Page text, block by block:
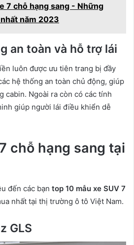
7 chỗ hạng sang - Những
năm 2023
an toàn và hỗ trợ lái
luôn được ưu tiên trang bị đầy
hệ thống an toàn chủ động, giúp
cabin. Ngoài ra còn có các tính
giúp người lái điều khiển dễ
chỗ hạng sang tại
đến các bạn top 10 mẫu xe SUV 7
nhất tại thị trường ô tô Việt Nam.
GLS